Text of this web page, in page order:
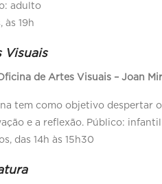
adulto
às 19h
Visuais
de Artes Visuais – Joan
tem como objetivo despertar
e a reflexão. Público:
das 14h às 15h30